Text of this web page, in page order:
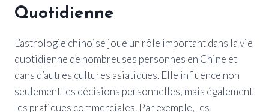
Quotidienne
L’astrologie chinoise joue un rôle important dans la vie
quotidienne de nombreuses personnes en Chine et
dans d’autres cultures asiatiques. Elle influence non
seulement les décisions personnelles, mais également
les pratiques commerciales. Par exemple, les